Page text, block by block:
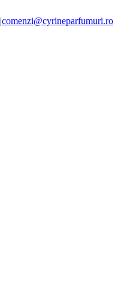
|comenzi@cyrineparfumuri.ro